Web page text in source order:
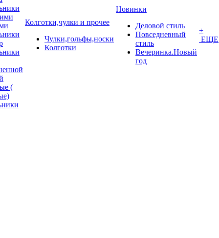
(
Колготки,чулки и прочее
Чулки,гольфы,носки
Колготки
Новинки
Деловой стиль
Повседневный
стиль
Вечеринка.Новый
год
+
ЕЩЕ